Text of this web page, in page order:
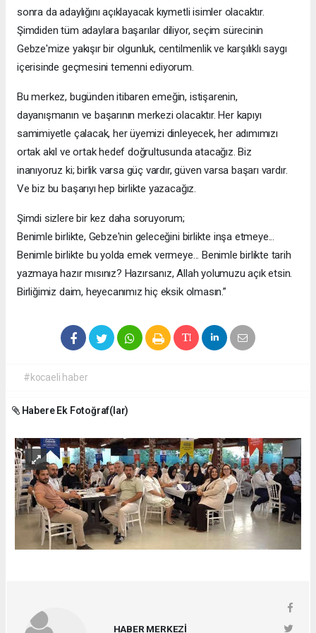
sonra da adaylığını açıklayacak kıymetli isimler olacaktır.
Şimdiden tüm adaylara başarılar diliyor, seçim sürecinin
Gebze'mize yakışır bir olgunluk, centilmenlik ve karşılıklı saygı
içerisinde geçmesini temenni ediyorum.
Bu merkez, bugünden itibaren emeğin, istişarenin,
dayanışmanın ve başarının merkezi olacaktır. Her kapıyı
samimiyetle çalacak, her üyemizi dinleyecek, her adımımızı
ortak akıl ve ortak hedef doğrultusunda atacağız. Biz
inanıyoruz ki; birlik varsa güç vardır, güven varsa başarı vardır.
Ve biz bu başarıyı hep birlikte yazacağız.
Şimdi sizlere bir kez daha soruyorum;
Benimle birlikte, Gebze'nin geleceğini birlikte inşa etmeye...
Benimle birlikte bu yolda emek vermeye... Benimle birlikte tarih
yazmaya hazır mısınız? Hazırsanız, Allah yolumuzu açık etsin.
Birliğimiz daim, heyecanımız hiç eksik olmasın.”
#kocaeli haber
Habere Ek Fotoğraf(lar)
HABER MERKEZİ